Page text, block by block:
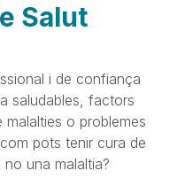
Salut
i de confiança
saludables, factors
o problemes
pots tenir cura de
una malaltia?